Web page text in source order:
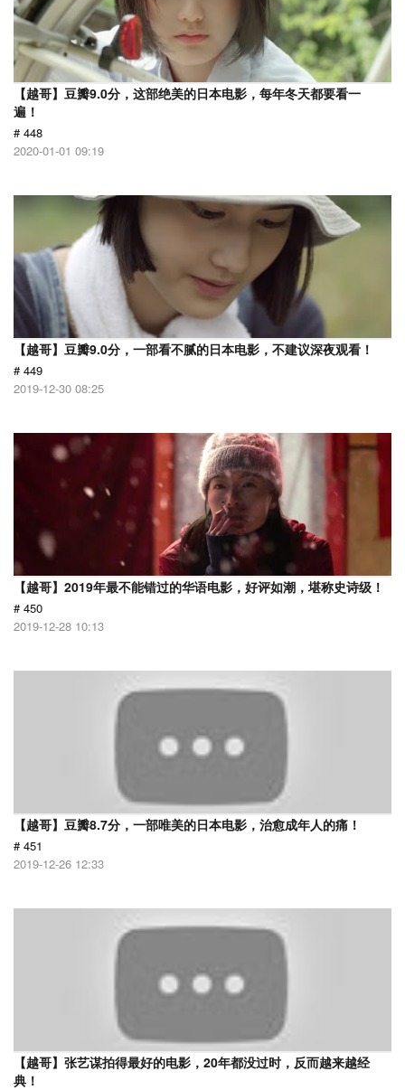
【越哥】豆瓣9.0分，这部绝美的日本电影，每年冬天都要看一
遍！
# 448
2020-01-01 09:19
【越哥】豆瓣9.0分，一部看不腻的日本电影，不建议深夜观看！
# 449
2019-12-30 08:25
【越哥】2019年最不能错过的华语电影，好评如潮，堪称史诗级！
# 450
2019-12-28 10:13
【越哥】豆瓣8.7分，一部唯美的日本电影，治愈成年人的痛！
# 451
2019-12-26 12:33
【越哥】张艺谋拍得最好的电影，20年都没过时，反而越来越经
典！